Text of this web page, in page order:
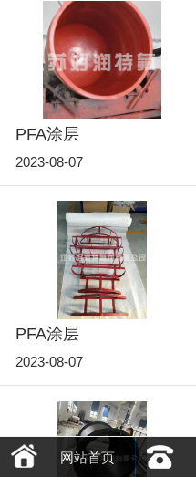
PFA涂层
2023-08-07
PFA涂层
2023-08-07
网站首页